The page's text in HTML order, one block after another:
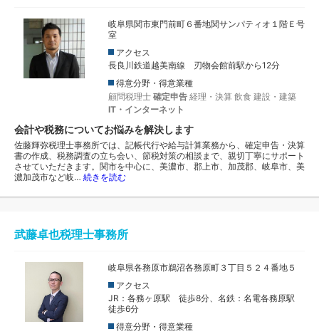
岐阜県関市東門前町６番地関サンパティオ１階Ｅ号
室
アクセス
長良川鉄道越美南線 刃物会館前駅から12分
得意分野・得意業種
顧問税理士 確定申告 経理・決算 飲食 建設・建築
IT・インターネット
会計や税務についてお悩みを解決します
佐藤輝弥税理士事務所では、記帳代行や給与計算業務から、確定申告・決算
書の作成、税務調査の立ち会い、節税対策の相談まで、親切丁寧にサポート
させていただきます。関市を中心に、美濃市、郡上市、加茂郡、岐阜市、美
濃加茂市など岐… 続きを読む
武藤卓也税理士事務所
岐阜県各務原市鵜沼各務原町３丁目５２４番地５
アクセス
JR：各務ヶ原駅 徒歩8分、名鉄：名電各務原駅
徒歩6分
得意分野・得意業種